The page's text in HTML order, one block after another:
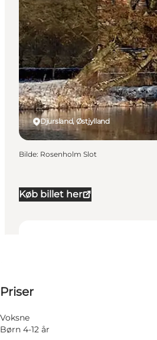
Køb billet her
31 Oktober
1 November
Søndag
Priser
Voksne
Børn 4-12 år
Djursland, Østjylland
Bilde: Rosenholm Slot